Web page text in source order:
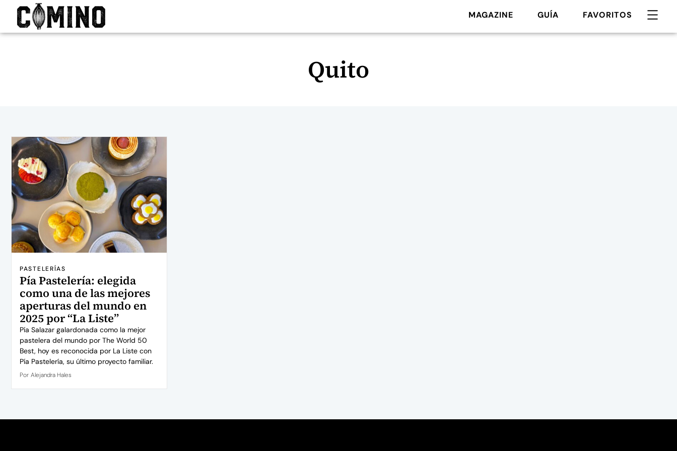
MAGAZINE GUÍA FAVORITOS
Quito
PASTELERÍAS
Pía Pastelería: elegida
como una de las mejores
aperturas del mundo en
2025 por “La Liste”
Pía Salazar galardonada como la mejor
pastelera del mundo por The World 50
Best, hoy es reconocida por La Liste con
Pía Pastelería, su último proyecto familiar.
Por Alejandra Hales